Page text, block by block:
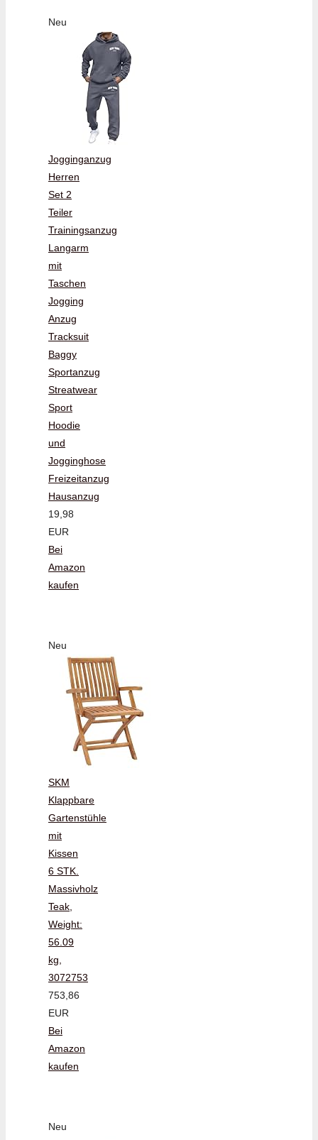
Neu
Jogginganzug
Herren
Set 2
Teiler
Trainingsanzug
Langarm
mit
Taschen
Jogging
Anzug
Tracksuit
Baggy
Sportanzug
Streatwear
Sport
Hoodie
und
Jogginghose
Freizeitanzug
Hausanzug
19,98
EUR
Bei
Amazon
kaufen
Neu
SKM
Klappbare
Gartenstühle
mit
Kissen
6 STK.
Massivholz
Teak,
Weight:
56.09
kg,
3072753
753,86
EUR
Bei
Amazon
kaufen
Neu